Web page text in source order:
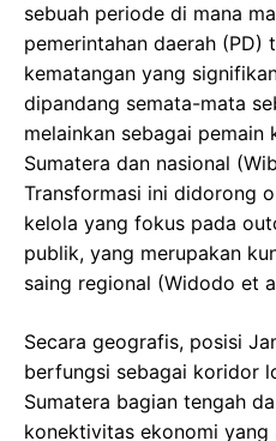
sebuah periode di mana
pemerintahan daerah (PD)
kematangan yang
dipandang semata-mata
melainkan sebagai pemain
Sumatera dan nasional
Transformasi ini didorong
kelola yang fokus pada
publik, yang merupakan
saing regional (Widodo et
​Secara geografis, posisi
berfungsi sebagai koridor
Sumatera bagian tengah
konektivitas ekonomi yang